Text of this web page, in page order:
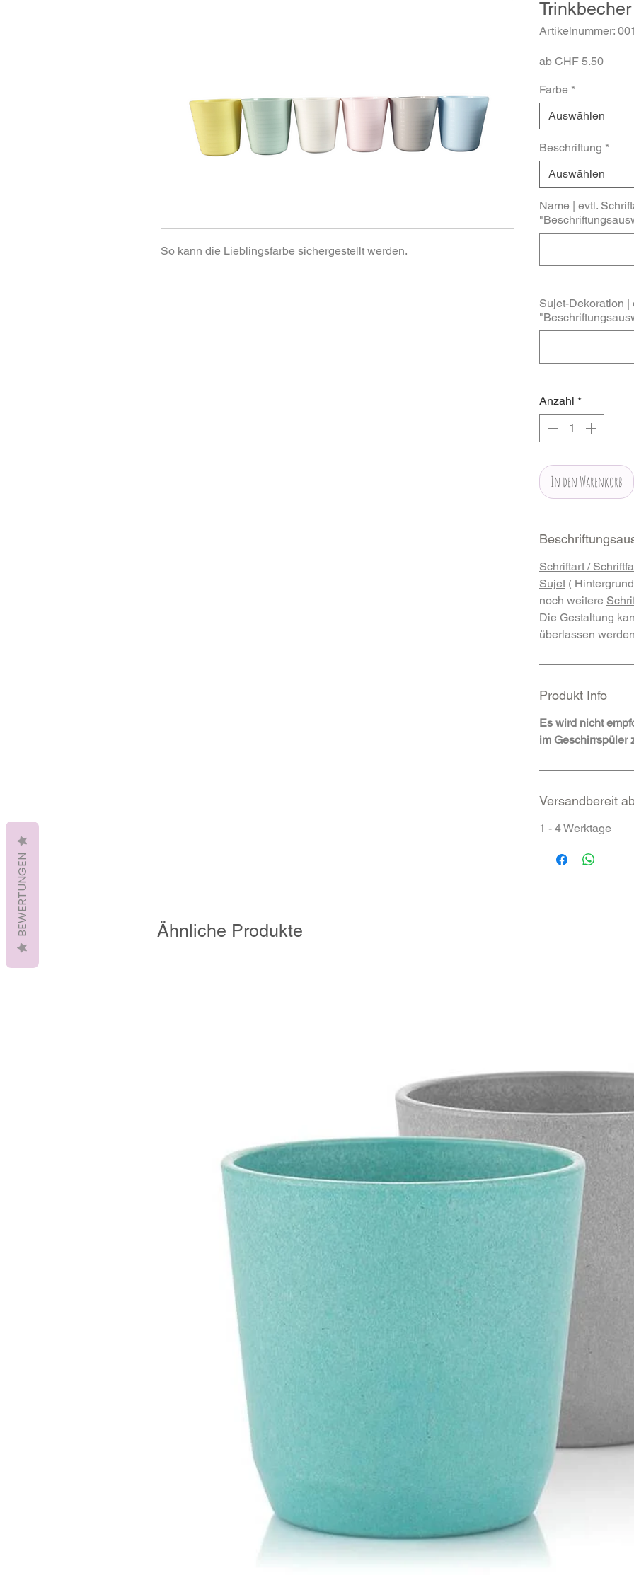
So kann die Lieblingsfarbe sichergestellt werden.
Artikelnummer:
ab CHF 5.50Sale-
Farbe *
Auswählen
Beschriftung *
Auswählen
Name | evtl.
Sujet-Dekoration |
Anzahl *
In den Warenkorb
Schriftart /
Sujet (
noch weitere
Die Gestaltung
überlassen
Produkt Info
Es wird nicht
im Geschirrspüler
Versandbereit
1 - 4 Werktage
Ähnliche Produkte
BEWERTUNGEN